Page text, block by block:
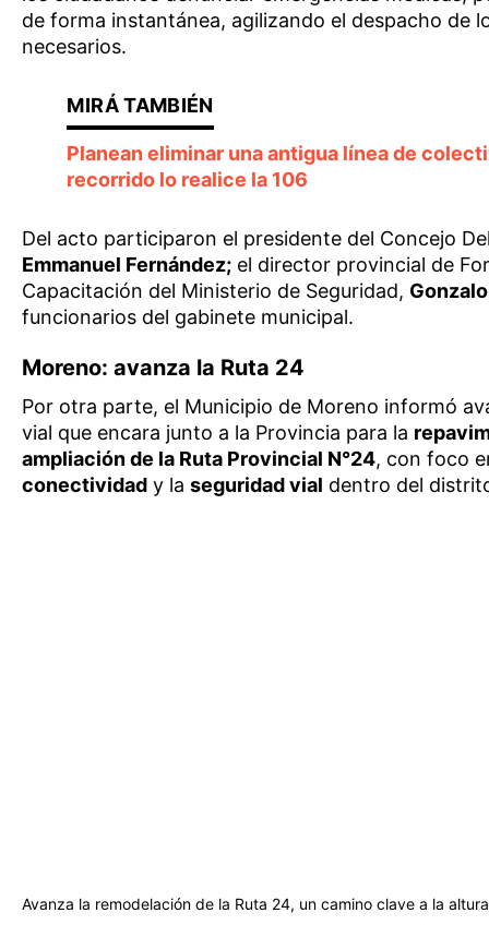
de forma instantánea, agilizando el despacho de
necesarios.
Planean eliminar una antigua línea de
recorrido lo realice la 106
Del acto participaron el presidente del Concejo
Emmanuel Fernández; el director provincial de
Capacitación del Ministerio de Seguridad,
funcionarios del gabinete municipal.
Moreno: avanza la Ruta 24
Por otra parte, el Municipio de Moreno informó
vial que encara junto a la Provincia para la
ampliación de la Ruta Provincial N°24, con foco
conectividad y la seguridad vial dentro del
Avanza la remodelación de la Ruta 24, un camino clave a la